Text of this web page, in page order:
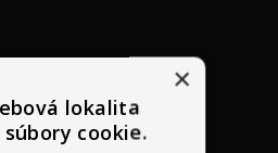
originality a
doprava a
rokov na trhu, 20+
testovanie
ročná záruka a
spolupráca a
×
lokalita
cookie.